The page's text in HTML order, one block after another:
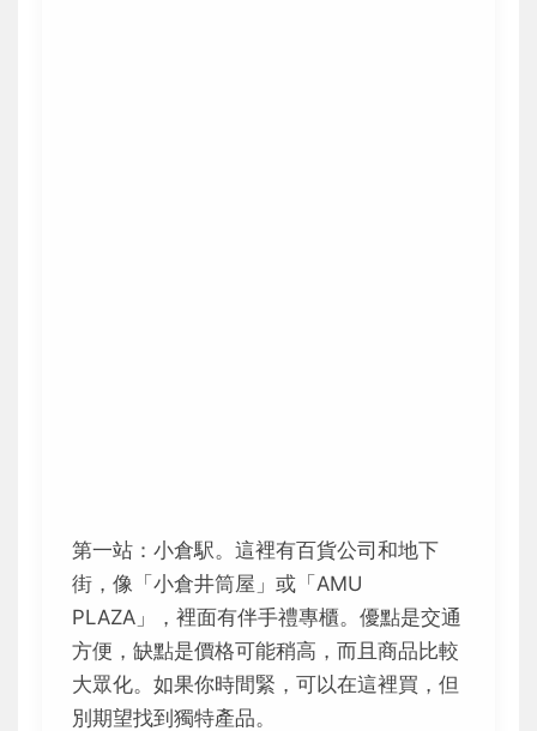
第一站：小倉駅。這裡有百貨公司和地下
街，像「小倉井筒屋」或「AMU
PLAZA」，裡面有伴手禮專櫃。優點是交通
方便，缺點是價格可能稍高，而且商品比較
大眾化。如果你時間緊，可以在這裡買，但
別期望找到獨特產品。